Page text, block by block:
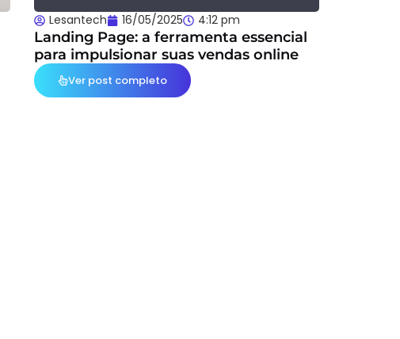
Lesantech 16/05/2025 4:12 pm
Landing Page: a ferramenta essencial
para impulsionar suas vendas online
Ver post completo